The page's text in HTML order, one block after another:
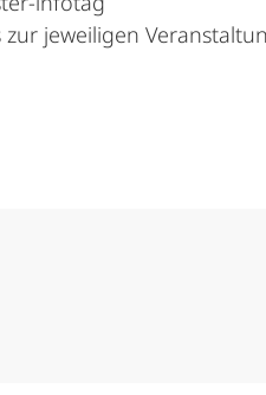
jeweiligen